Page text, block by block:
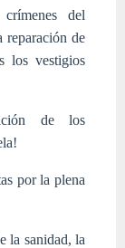
del
reparación de
los vestigios
de los
por la plena
la sanidad, la